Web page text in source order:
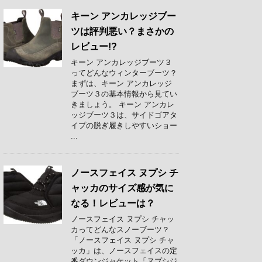
キーン アンカレッジブー
ツは評判悪い？まさかの
レビュー!?
キーン アンカレッジブーツ３
ってどんなウィンターブーツ？
まずは、キーン アンカレッジ
ブーツ３の基本情報から見てい
きましょう。 キーン アンカレ
ッジブーツ３は、サイドゴアタ
イプの脱ぎ履きしやすいショー
...
ノースフェイス ヌプシ チ
ャッカのサイズ感が気に
なる！レビューは？
ノースフェイス ヌプシ チャッ
カってどんなスノーブーツ？
「ノースフェイス ヌプシ チャ
ッカ」は、ノースフェイスの定